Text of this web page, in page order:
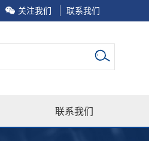
关注我们 联系我们
联系我们